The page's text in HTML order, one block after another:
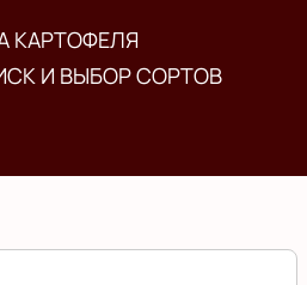
КАРТОФЕЛЯ
И ВЫБОР СОРТОВ